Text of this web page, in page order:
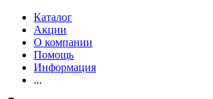
Каталог
Акции
О компании
Помощь
Информация
...